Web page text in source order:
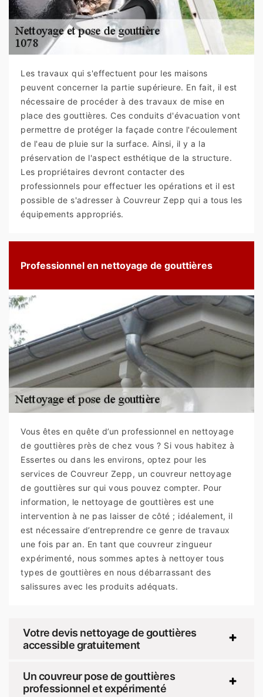
Les travaux qui s'effectuent pour les maisons
peuvent concerner la partie supérieure. En fait, il est
nécessaire de procéder à des travaux de mise en
place des gouttières. Ces conduits d'évacuation vont
permettre de protéger la façade contre l'écoulement
de l'eau de pluie sur la surface. Ainsi, il y a la
préservation de l'aspect esthétique de la structure.
Les propriétaires devront contacter des
professionnels pour effectuer les opérations et il est
possible de s'adresser à Couvreur Zepp qui a tous les
équipements appropriés.
Professionnel en nettoyage de gouttières
Vous êtes en quête d’un professionnel en nettoyage
de gouttières près de chez vous ? Si vous habitez à
Essertes ou dans les environs, optez pour les
services de Couvreur Zepp, un couvreur nettoyage
de gouttières sur qui vous pouvez compter. Pour
information, le nettoyage de gouttières est une
intervention à ne pas laisser de côté ; idéalement, il
est nécessaire d’entreprendre ce genre de travaux
une fois par an. En tant que couvreur zingueur
expérimenté, nous sommes aptes à nettoyer tous
types de gouttières en nous débarrassant des
salissures avec les produits adéquats.
Votre devis nettoyage de gouttières
accessible gratuitement
Un couvreur pose de gouttières
professionnel et expérimenté